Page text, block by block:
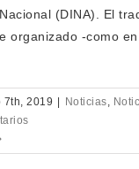
(DINA). El
organizado -como
7th, 2019 | Noticias